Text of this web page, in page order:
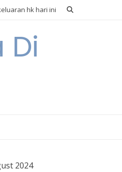
hk hari ini
Di
2024